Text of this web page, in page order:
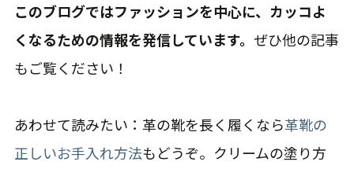
このブログではファッションを中心に、カッコよ
くなるための情報を発信しています。 ぜひ他の記事
もご覧ください！
あわせて読みたい：革の靴を長く履くなら革靴の
正しいお手入れ方法もどうぞ。クリームの塗り方